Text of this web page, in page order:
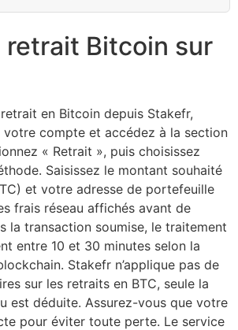
retrait Bitcoin sur
en Bitcoin depuis Stakefr,
compte et accédez à la section
« Retrait », puis choisissez
Saisissez le montant souhaité
et votre adresse de portefeuille
frais réseau affichés avant de
la transaction soumise, le traitement
entre 10 et 30 minutes selon la
Stakefr n’applique pas de
sur les retraits en BTC, seule la
est déduite. Assurez-vous que votre
pour éviter toute perte. Le service